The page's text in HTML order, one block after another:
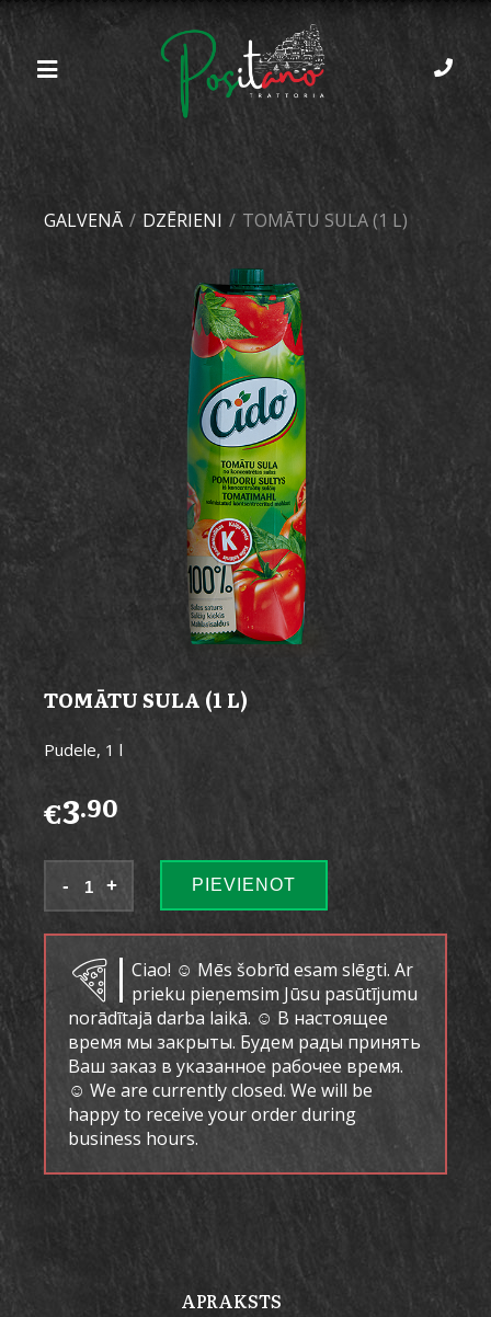
GALVENĀ / DZĒRIENI / TOMĀTU SULA (1 L)
TOMĀTU SULA (1 L)
Pudele, 1 l
€3.90
PIEVIENOT
Ciao! ☺ Mēs šobrīd esam slēgti. Ar
prieku pieņemsim Jūsu pasūtījumu
norādītajā darba laikā. ☺ В настоящее
время мы закрыты. Будем рады принять
Ваш заказ в указанное рабочее время.
☺ We are currently closed. We will be
happy to receive your order during
business hours.
APRAKSTS